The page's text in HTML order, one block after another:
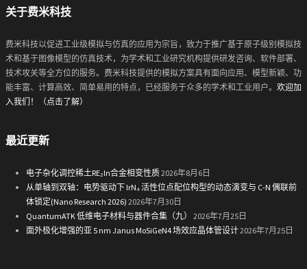
关于费米科技
费米科技以促进工业级模拟与仿真的应用为宗旨，致力于推广基于原子级别模拟技
术和基于图像模型的仿真技术，为学术和工业研究机构提供研发咨询、软件部署、
技术攻关等全方位的服务。费米科技提供的模拟方案具有面向应用、模型新颖、功
能丰富、计算高效、简单易用的特点，已经服务于众多的学术和工业用户。 欢迎加
入我们！（点击了解）
最近更新
电子杂化调控稀土RE₂In合金相变性质2026年8月6日
从单轴到双轴：电势驱动下 IrN₄ 活性位点配位构型的动态演变与 C-N 偶联前
体锁定(Nano Research 2026) 2026年7月30日
QuantumATK 低维电子材料与器件合集（九）
2026年7月25日
面外极化增强的亚 5 nm Janus MoSiGeN4 场效应晶体管设计2026年7月25日